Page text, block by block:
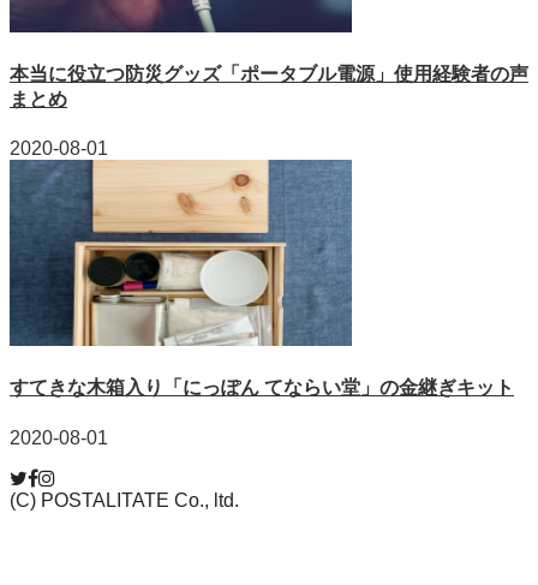
本当に役立つ防災グッズ「ポータブル電源」使用経験者の声
まとめ
2020-08-01
すてきな木箱入り「にっぽん てならい堂」の金継ぎキット
2020-08-01
(C) POSTALITATE Co., ltd.